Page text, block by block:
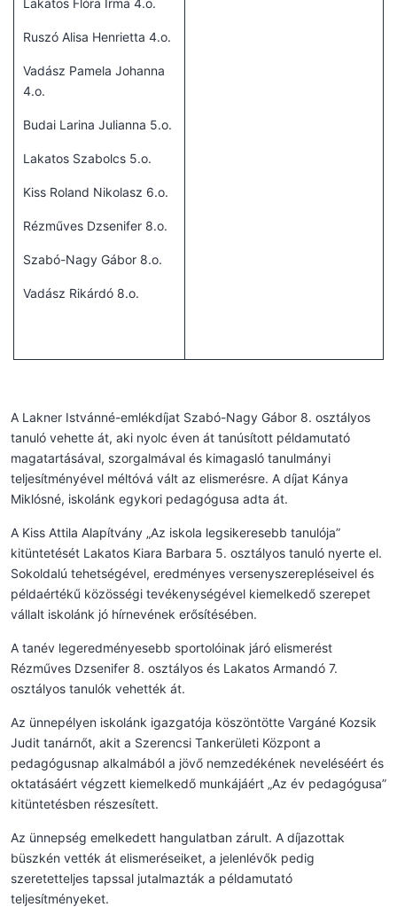
Lakatos Flóra Irma 4.o.
Ruszó Alisa Henrietta 4.o.
Vadász Pamela Johanna
4.o.
Budai Larina Julianna 5.o.
Lakatos Szabolcs 5.o.
Kiss Roland Nikolasz 6.o.
Rézműves Dzsenifer 8.o.
Szabó-Nagy Gábor 8.o.
Vadász Rikárdó 8.o.
A Lakner Istvánné-emlékdíjat Szabó-Nagy Gábor 8. osztályos
tanuló vehette át, aki nyolc éven át tanúsított példamutató
magatartásával, szorgalmával és kimagasló tanulmányi
teljesítményével méltóvá vált az elismerésre. A díjat Kánya
Miklósné, iskolánk egykori pedagógusa adta át.
A Kiss Attila Alapítvány „Az iskola legsikeresebb tanulója”
kitüntetését Lakatos Kiara Barbara 5. osztályos tanuló nyerte el.
Sokoldalú tehetségével, eredményes versenyszerepléseivel és
példaértékű közösségi tevékenységével kiemelkedő szerepet
vállalt iskolánk jó hírnevének erősítésében.
A tanév legeredményesebb sportolóinak járó elismerést
Rézműves Dzsenifer 8. osztályos és Lakatos Armandó 7.
osztályos tanulók vehették át.
Az ünnepélyen iskolánk igazgatója köszöntötte Vargáné Kozsik
Judit tanárnőt, akit a Szerencsi Tankerületi Központ a
pedagógusnap alkalmából a jövő nemzedékének neveléséért és
oktatásáért végzett kiemelkedő munkájáért „Az év pedagógusa”
kitüntetésben részesített.
Az ünnepség emelkedett hangulatban zárult. A díjazottak
büszkén vették át elismeréseiket, a jelenlévők pedig
szeretetteljes tapssal jutalmazták a példamutató
teljesítményeket.